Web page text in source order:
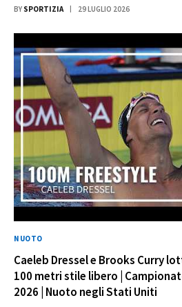
BY SPORTIZIA 29 LUGLIO 2026
NUOTO
Caeleb Dressel e Brooks Curry
100 metri stile libero |
2026 | Nuoto negli Stati Uniti